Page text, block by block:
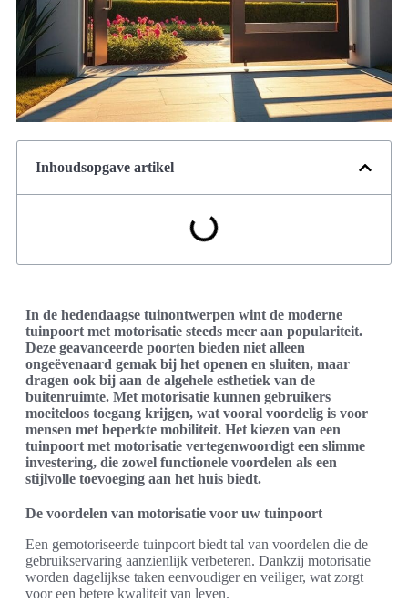
Inhoudsopgave artikel
In de hedendaagse tuinontwerpen wint de moderne
tuinpoort met motorisatie steeds meer aan populariteit.
Deze geavanceerde poorten bieden niet alleen
ongeëvenaard gemak bij het openen en sluiten, maar
dragen ook bij aan de algehele esthetiek van de
buitenruimte. Met motorisatie kunnen gebruikers
moeiteloos toegang krijgen, wat vooral voordelig is voor
mensen met beperkte mobiliteit. Het kiezen van een
tuinpoort met motorisatie vertegenwoordigt een slimme
investering, die zowel functionele voordelen als een
stijlvolle toevoeging aan het huis biedt.
De voordelen van motorisatie voor uw tuinpoort
Een gemotoriseerde tuinpoort biedt tal van voordelen die de
gebruikservaring aanzienlijk verbeteren. Dankzij motorisatie
worden dagelijkse taken eenvoudiger en veiliger, wat zorgt
voor een betere kwaliteit van leven.